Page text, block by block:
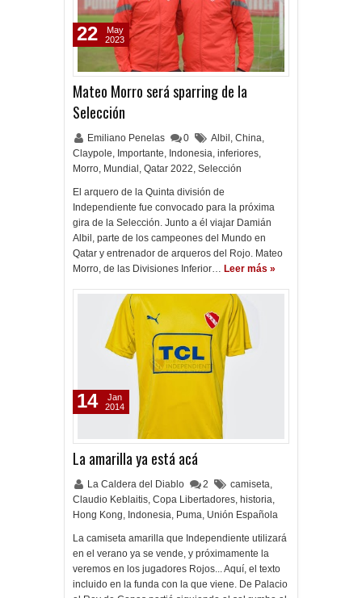
Mateo Morro será sparring de la
Selección
Emiliano Penelas 0 Albil , China,
Claypole, Importante, Indonesia, inferiores,
Morro, Mundial , Qatar 2022, Selección
El arquero de la Quinta división de
Independiente fue convocado para la próxima
gira de la Selección. Junto a él viajar Damián
Albil, parte de los campeones del Mundo en
Qatar y entrenador de arqueros del Rojo. Mateo
Morro, de las Divisiones Inferior… Leer más »
22
May
2023
La amarilla ya está acá
La Caldera del Diablo 2 camiseta,
Claudio Keblaitis, Copa Libertadores, historia,
Hong Kong, Indonesia, Puma, Unión Española
La camiseta amarilla que Independiente utilizará
en el verano ya se vende, y próximamente la
veremos en los jugadores Rojos... Aquí, el texto
incluido en la funda con la que viene. De Palacio
14
Jan
2014